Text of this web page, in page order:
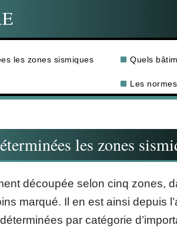
les zones sismiques
Quels
Les
les zones
découpée selon cinq zones,
marqué. Il en est ainsi depuis
par catégorie